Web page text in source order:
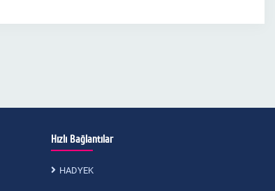
Hızlı Bağlantılar
HADYEK